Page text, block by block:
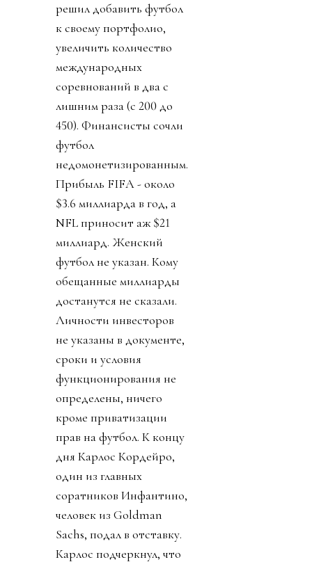
решил добавить футбол
к своему портфолио,
увеличить количество
международных
соревнований в два с
лишним раза (с 200 до
450). Финансисты сочли
футбол
недомонетизированным.
Прибыль FIFA - около
$3.6 миллиарда в год, а
NFL приносит аж $21
миллиард. Женский
футбол не указан. Кому
обещанные миллиарды
достанутся не сказали.
Личности инвесторов
не указаны в документе,
сроки и условия
функционирования не
определены, ничего
кроме приватизации
прав на футбол. К концу
дня Карлос Кордейро,
один из главных
соратников Инфантино,
человек из Goldman
Sachs, подал в отставку.
Карлос подчеркнул, что